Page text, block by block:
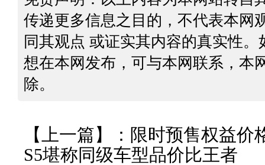
传递更多信息之目的，不代表本网
同其观点 或证实其内容的真实性
想在本网发布，可与本网联系，本
除。
【上一篇】： 限时预售权益价
S5堪称同级车型品价比王者